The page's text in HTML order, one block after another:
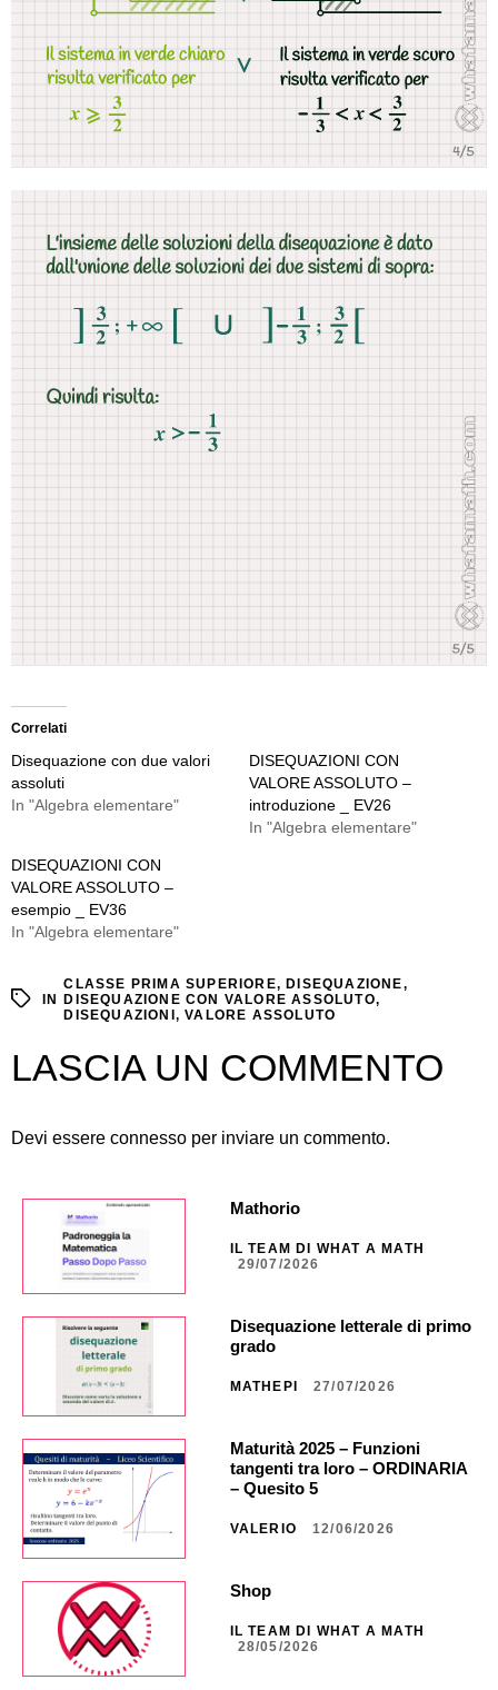
Correlati
Disequazione con due valori
assoluti
In "Algebra elementare"
DISEQUAZIONI CON
VALORE ASSOLUTO –
introduzione _ EV26
In "Algebra elementare"
DISEQUAZIONI CON
VALORE ASSOLUTO –
esempio _ EV36
In "Algebra elementare"
IN
CLASSE PRIMA SUPERIORE, DISEQUAZIONE,
DISEQUAZIONE CON VALORE ASSOLUTO,
DISEQUAZIONI ,VALORE ASSOLUTO
LASCIA UN COMMENTO
Devi essere connesso per inviare un commento.
Mathorio
IL TEAM DI WHAT A MATH
29/07/2026
Disequazione letterale di primo
grado
MATHEPI 27/07/2026
Maturità 2025 – Funzioni
tangenti tra loro – ORDINARIA
– Quesito 5
VALERIO 12/06/2026
Shop
IL TEAM DI WHAT A MATH
28/05/2026